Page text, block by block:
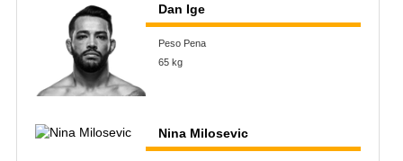
Dan Ige
Peso Pena
65 kg
Nina Milosevic